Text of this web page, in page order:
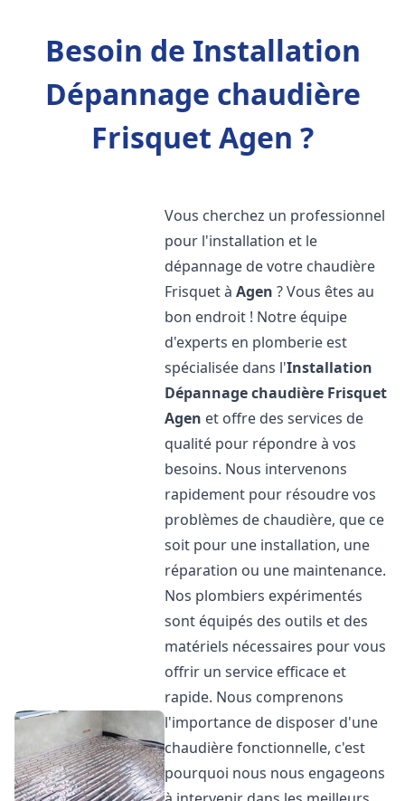
Besoin de Installation
Dépannage chaudière
Frisquet Agen ?
Vous cherchez un professionnel
pour l'installation et le
dépannage de votre chaudière
Frisquet àAgen ? Vous êtes au
bon endroit ! Notre équipe
d'experts en plomberie est
spécialisée dans l'Installation
Dépannage chaudière Frisquet
Agen et offre des services de
qualité pour répondre à vos
besoins. Nous intervenons
rapidement pour résoudre vos
problèmes de chaudière, que ce
soit pour une installation, une
réparation ou une maintenance.
Nos plombiers expérimentés
sont équipés des outils et des
matériels nécessaires pour vous
offrir un service efficace et
rapide. Nous comprenons
l'importance de disposer d'une
chaudière fonctionnelle, c'est
pourquoi nous nous engageons